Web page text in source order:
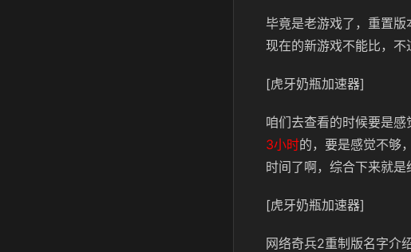
毕竟是老游戏了，重置
现在的新游戏不能比，不
[虎牙奶瓶加速器]
咱们去查看的时候要是
3小时的，要是感觉不够
时间了啊，综合下来就是
[虎牙奶瓶加速器]
网络奇兵2重制版名字介